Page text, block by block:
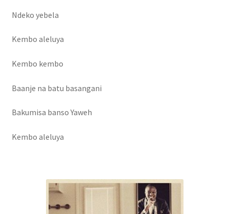
Ndeko yebela
Kembo aleluya
Kembo kembo
Baanje na batu basangani
Bakumisa banso Yaweh
Kembo aleluya